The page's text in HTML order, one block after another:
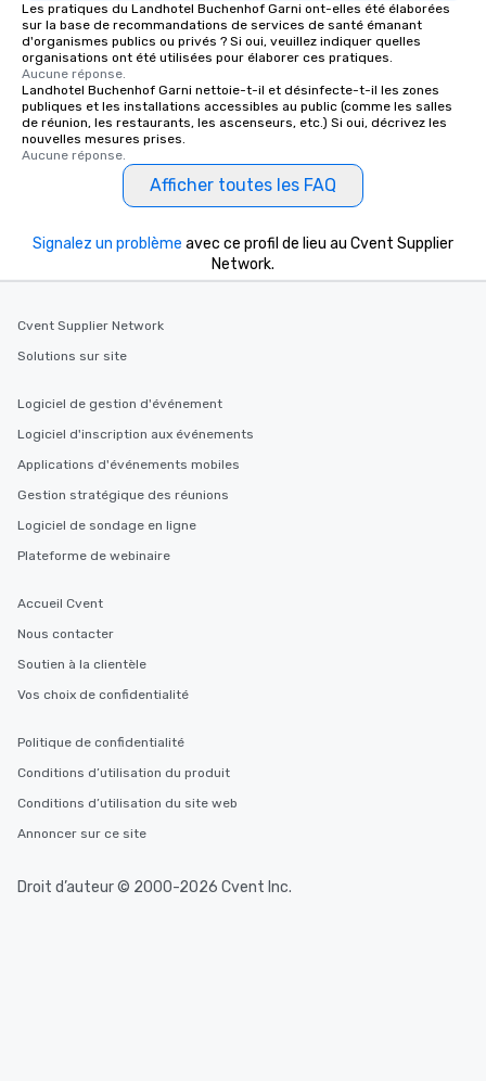
Les pratiques du Landhotel Buchenhof Garni ont-elles été élaborées
sur la base de recommandations de services de santé émanant
d'organismes publics ou privés ? Si oui, veuillez indiquer quelles
organisations ont été utilisées pour élaborer ces pratiques.
Aucune réponse.
Landhotel Buchenhof Garni nettoie-t-il et désinfecte-t-il les zones
publiques et les installations accessibles au public (comme les salles
de réunion, les restaurants, les ascenseurs, etc.) Si oui, décrivez les
nouvelles mesures prises.
Aucune réponse.
Afficher toutes les FAQ
Signalez un problème avec ce profil de lieu au Cvent Supplier
Network.
Cvent Supplier Network
Solutions sur site
Logiciel de gestion d'événement
Logiciel d'inscription aux événements
Applications d'événements mobiles
Gestion stratégique des réunions
Logiciel de sondage en ligne
Plateforme de webinaire
Accueil Cvent
Nous contacter
Soutien à la clientèle
Vos choix de confidentialité
Politique de confidentialité
Conditions d’utilisation du produit
Conditions d’utilisation du site web
Annoncer sur ce site
Droit d’auteur © 2000-2026 Cvent Inc.